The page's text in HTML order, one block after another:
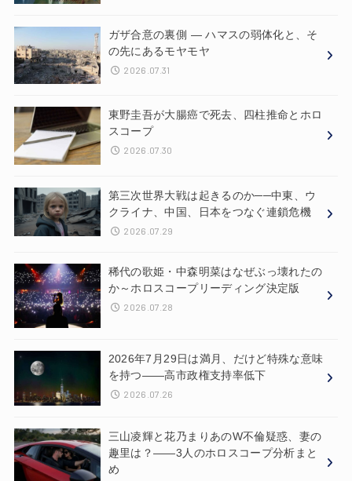
ガザ合意の裏側 ― ハマスの弱体化と、そ
の先にあるモヤモヤ
2026.07.31
東野圭吾が大腸癌で死去、四柱推命とホロ
スコープ
2026.07.30
第三次世界大戦は起きるのか──中東、ウ
クライナ、中国、日本をつなぐ連鎖危機
2026.07.29
稀代の歌姫・中森明菜はなぜぶっ壊れたの
か～ホロスコープリーディング決定版
2026.07.28
2026年7月29日は満月、だけど特殊な意味
を持つ——高市政権支持率低下
2026.07.26
三山凌輝と花乃まりあのW不倫疑惑、妻の
趣里は？——3人のホロスコープ分析まと
め